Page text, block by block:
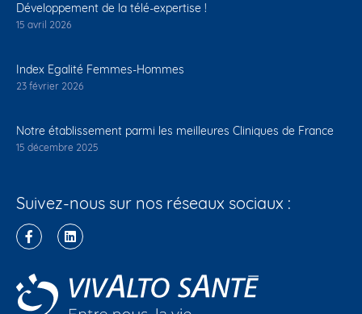
Développement de la télé-expertise !
15 avril 2026
Index Egalité Femmes-Hommes
23 février 2026
Notre établissement parmi les meilleures Cliniques de France
15 décembre 2025
Suivez-nous sur nos réseaux sociaux :